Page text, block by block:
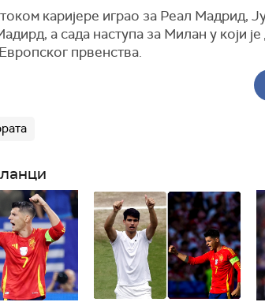
каријере играо за Реал Мадрид,
а сада наступа за Милан у који
првенства.